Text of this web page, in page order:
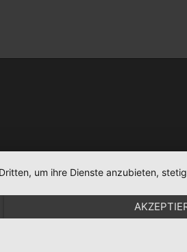
um ihre Dienste anzubieten,